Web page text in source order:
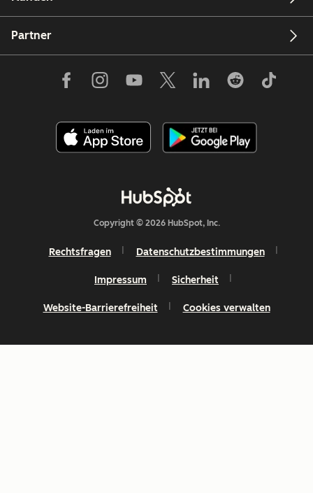
Partner
Copyright © 2026 HubSpot, Inc.
Rechtsfragen Datenschutzbestimmungen
Impressum Sicherheit
Website-Barrierefreiheit Cookies verwalten